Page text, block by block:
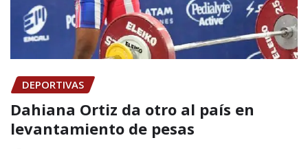
DEPORTIVAS
Dahiana Ortiz da otro al país en
levantamiento de pesas